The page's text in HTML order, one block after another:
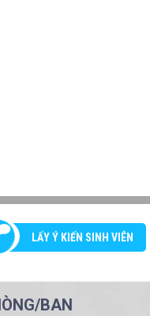
LẤY Ý KIẾN SINH VIÊN
BAN